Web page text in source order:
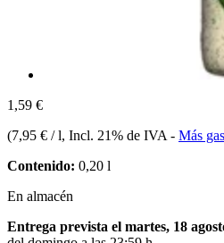
1,59 €
(7,95 € / l, Incl. 21% de IVA - Más
Contenido: 0,20 l
En almacén
Entrega prevista el martes, 18